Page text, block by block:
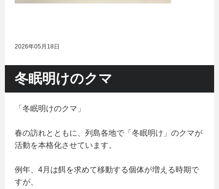
2026年05月18日
冬眠明けのクマ
「冬眠明けのクマ」
春の訪れとともに、列島各地で「冬眠明け」のクマが
活動を本格化させています。
例年、4月は餌を求めて移動する個体が増える時期で
すが、